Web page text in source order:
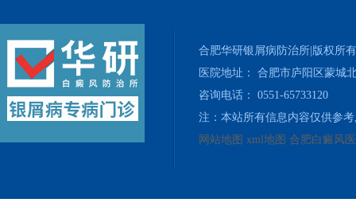
合肥华研银屑病防治所|版权所有
医院地址： 合肥市庐阳区蒙城
咨询电话： 0551-65733120
注：本站所有信息内容仅供参
网站地图 xml地图 合肥白癜风